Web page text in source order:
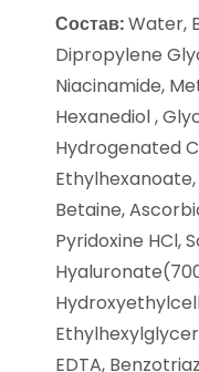
Состав:Water,
Dipropylene
Niacinamide,
Hexanediol ,
Hydrogenated
Betaine,
Pyridoxine HCl,
EDTA,